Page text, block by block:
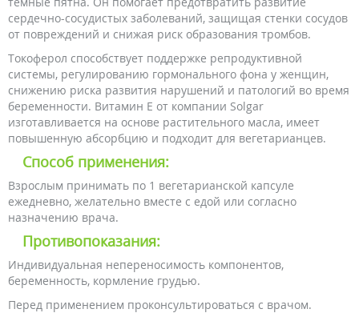
сердечно-сосудистых заболеваний, защищая стенки сосудов
от повреждений и снижая риск образования тромбов.
Токоферол способствует поддержке репродуктивной
системы, регулированию гормонального фона у женщин,
снижению риска развития нарушений и патологий во время
беременности. Витамин Е от компании Solgar
изготавливается на основе растительного масла, имеет
повышенную абсорбцию и подходит для вегетарианцев.
Способ применения:
Взрослым принимать по 1 вегетарианской капсуле
ежедневно, желательно вместе с едой или согласно
назначению врача.
Противопоказания:
Индивидуальная непереносимость компонентов,
беременность, кормление грудью.
Перед применением проконсультироваться с врачом.